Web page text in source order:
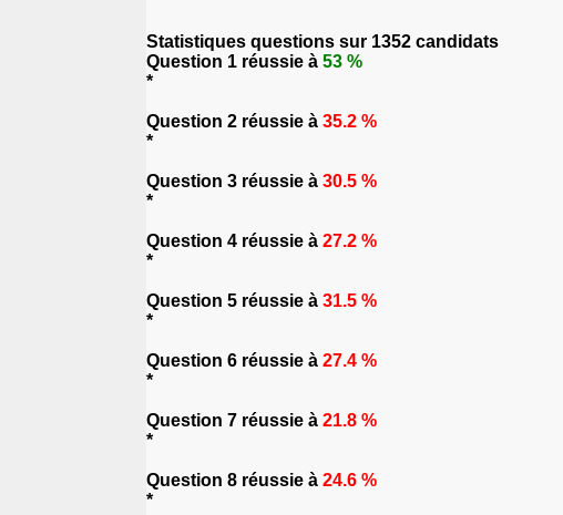
Statistiques questions sur 1352 candidats
Question 1 réussie à 53 %
*
Question 2 réussie à 35.2 %
*
Question 3 réussie à 30.5 %
*
Question 4 réussie à 27.2 %
*
Question 5 réussie à 31.5 %
*
Question 6 réussie à 27.4 %
*
Question 7 réussie à 21.8 %
*
Question 8 réussie à 24.6 %
*